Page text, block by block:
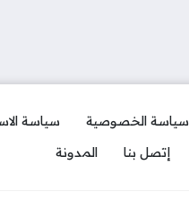
سياسة الخصوصية
سياسة
إتصل بنا
المدونة